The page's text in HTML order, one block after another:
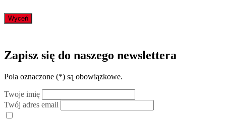
Wyceń
Zapisz się do naszego newslettera
Pola oznaczone (*) są obowiązkowe.
Twoje imię
Twój adres email